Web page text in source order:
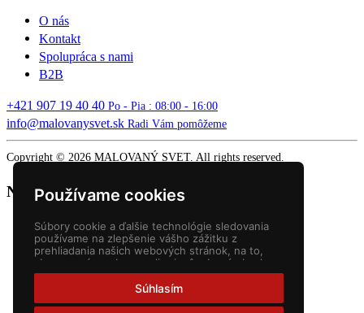
Používame cookies
Súbory cookie a ďalšie technológie sledovania
používame na zlepšenie vášho zážitku z
prehliadania našich webových stránok, na to,
aby sme vám zobrazovali prispôsobený obsah a
cielené reklamy, na analýzu návštevnosti našich
webových stránok a na pochopenie toho, odkiaľ
naši návštevníci prichádzajú.
Súhlasím
O nás
Kontakt
Spolupráca s nami
B2B
+421 907 19 40 40 Po - Pia : 08:00 - 16:00
info@malovanysvet.sk Radi Vám pomôžeme
Copyright © 2026 MALOVANÝ SVET. All rights reserved.
Nákupný košík